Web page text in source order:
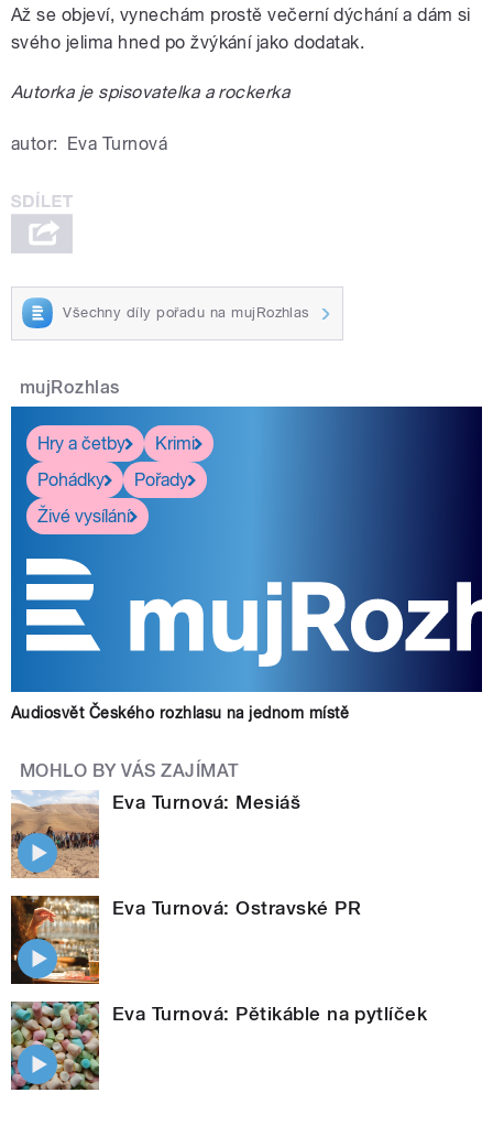
Až se objeví, vynechám prostě večerní dýchání a dám si
svého jelima hned po žvýkání jako dodatak.
Autorka je spisovatelka a rockerka
autor: Eva Turnová
Všechny díly pořadu na mujRozhlas
mujRozhlas
Hry a četby
Krimi
Pohádky
Pořady
Živé vysílání
Audiosvět Českého rozhlasu na jednom místě
MOHLO BY VÁS ZAJÍMAT
Eva Turnová: Mesiáš
Eva Turnová: Ostravské PR
Eva Turnová: Pětikáble na pytlíček